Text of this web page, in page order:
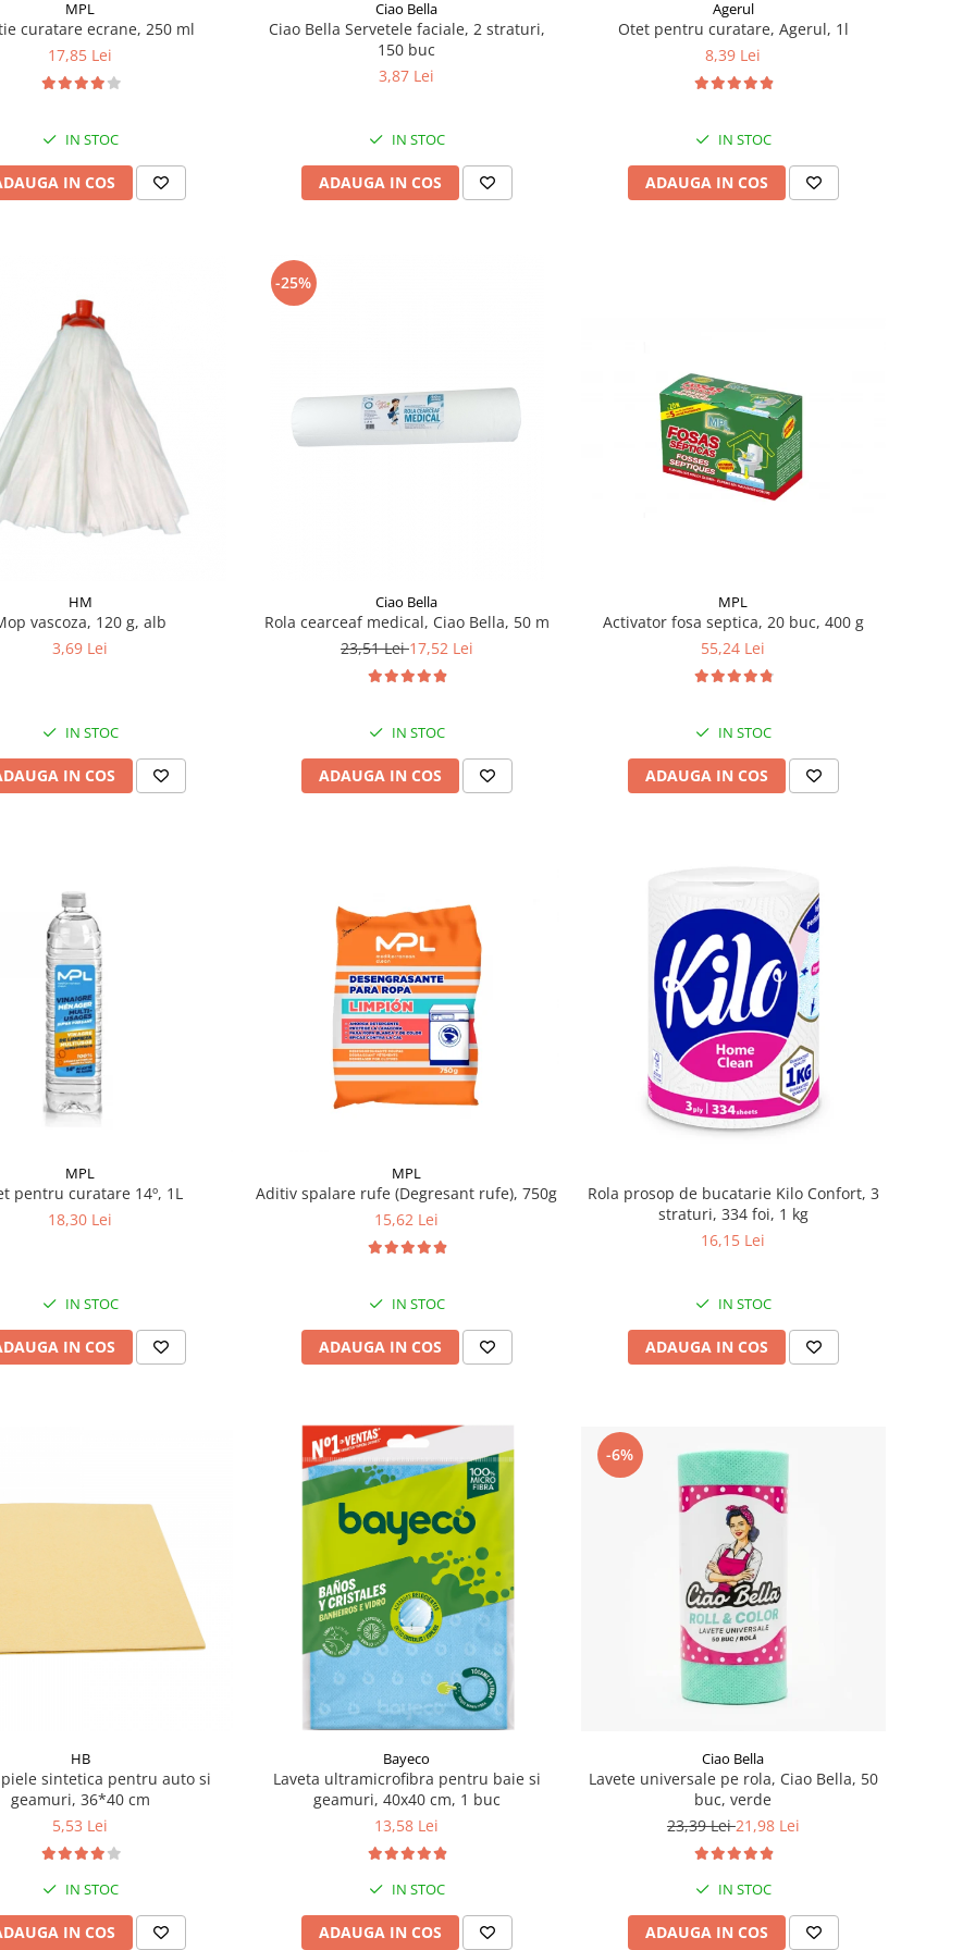
MPL
curatare ecrane, 250 ml
17,85 Lei
IN STOC
IN COS
Ciao Bella
Ciao Bella Servetele faciale, 2 straturi,
150 buc
3,87 Lei
IN STOC
ADAUGA IN COS
Agerul
Otet pentru curatare, Agerul, 1l
8,39 Lei
IN STOC
ADAUGA IN COS
HM
vascoza, 120 g, alb
3,69 Lei
IN STOC
IN COS
-25%
Ciao Bella
Rola cearceaf medical, Ciao Bella, 50 m
23,51 Lei17,52 Lei
IN STOC
ADAUGA IN COS
MPL
Activator fosa septica, 20 buc, 400 g
55,24 Lei
IN STOC
ADAUGA IN COS
MPL
pentru curatare 14º, 1L
18,30 Lei
IN STOC
IN COS
MPL
Aditiv spalare rufe (Degresant rufe), 750g
15,62 Lei
IN STOC
ADAUGA IN COS
Rola prosop de bucatarie Kilo Confort, 3
straturi, 334 foi, 1 kg
16,15 Lei
IN STOC
ADAUGA IN COS
HB
sintetica pentru auto si
geamuri, 36*40 cm
5,53 Lei
IN STOC
IN COS
Bayeco
Laveta ultramicrofibra pentru baie si
geamuri, 40x40 cm, 1 buc
13,58 Lei
IN STOC
ADAUGA IN COS
-6%
Ciao Bella
Lavete universale pe rola, Ciao Bella, 50
buc, verde
23,39 Lei21,98 Lei
IN STOC
ADAUGA IN COS